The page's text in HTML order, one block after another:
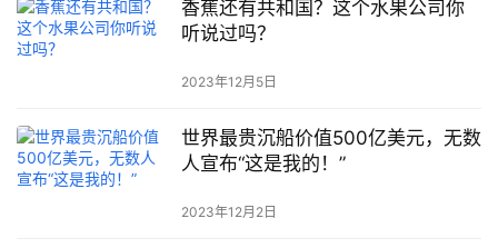
香蕉还有共和国？这个水果公司你
听说过吗？
2023年12月5日
世界最贵沉船价值500亿美元，无数
人宣布“这是我的！”
2023年12月2日